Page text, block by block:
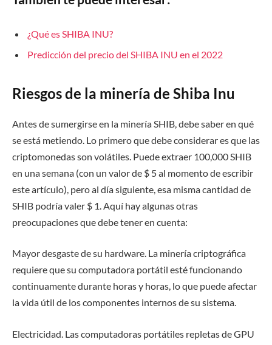
¿Qué es SHIBA INU?
Predicción del precio del SHIBA INU en el 2022
Riesgos de la minería de Shiba Inu
Antes de sumergirse en la minería SHIB, debe saber en qué
se está metiendo. Lo primero que debe considerar es que las
criptomonedas son volátiles. Puede extraer 100,000 SHIB
en una semana (con un valor de $ 5 al momento de escribir
este artículo), pero al día siguiente, esa misma cantidad de
SHIB podría valer $ 1. Aquí hay algunas otras
preocupaciones que debe tener en cuenta:
Mayor desgaste de su hardware. La minería criptográfica
requiere que su computadora portátil esté funcionando
continuamente durante horas y horas, lo que puede afectar
la vida útil de los componentes internos de su sistema.
Electricidad. Las computadoras portátiles repletas de GPU